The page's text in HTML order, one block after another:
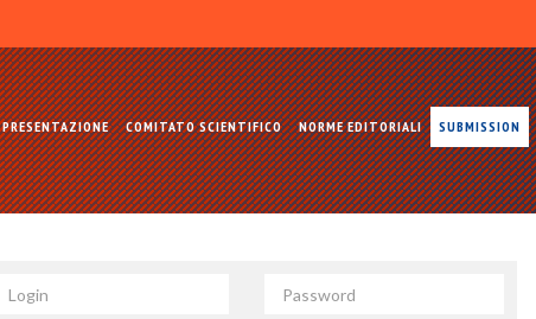
PRESENTAZIONE COMITATO SCIENTIFICO NORME EDITORIALI SUBMISSION